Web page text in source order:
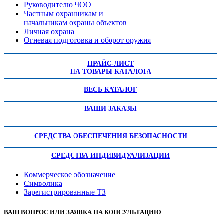
Руководителю ЧОО
Частным охранникам и
начальникам охраны объектов
Личная охрана
Огневая подготовка и оборот оружия
ПРАЙС-ЛИСТ
НА ТОВАРЫ КАТАЛОГА
ВЕСЬ КАТАЛОГ
ВАШИ ЗАКАЗЫ
СРЕДСТВА ОБЕСПЕЧЕНИЯ БЕЗОПАСНОСТИ
СРЕДСТВА ИНДИВИДУАЛИЗАЦИИ
Коммерческое обозначение
Символика
Зарегистрированные ТЗ
ВАШ ВОПРОС ИЛИ ЗАЯВКА НА КОНСУЛЬТАЦИЮ